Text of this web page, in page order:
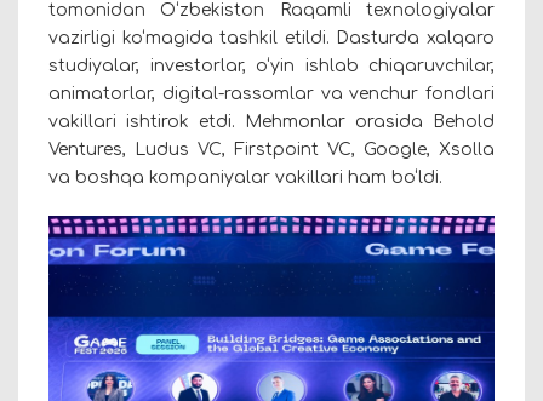
tomonidan O‘zbekiston Raqamli texnologiyalar
vazirligi ko‘magida tashkil etildi. Dasturda xalqaro
studiyalar, investorlar, o‘yin ishlab chiqaruvchilar,
animatorlar, digital-rassomlar va venchur fondlari
vakillari ishtirok etdi. Mehmonlar orasida Behold
Ventures, Ludus VC, Firstpoint VC, Google, Xsolla
va boshqa kompaniyalar vakillari ham bo‘ldi.